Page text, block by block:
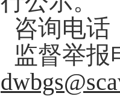
咨询电话
监督举报